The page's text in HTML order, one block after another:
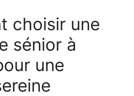
choisir une
sénior à
une